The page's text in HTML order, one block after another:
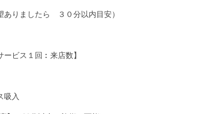
ありましたら ３０分以内目安）
ービス１回︰来店数】
吸入